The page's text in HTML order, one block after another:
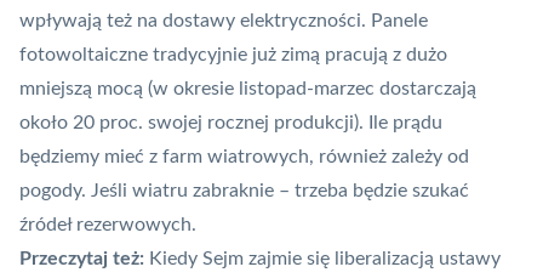
wpływają też na dostawy elektryczności. Panele
fotowoltaiczne tradycyjnie już zimą pracują z dużo
mniejszą mocą (w okresie listopad-marzec dostarczają
około 20 proc. swojej rocznej produkcji). Ile prądu
będziemy mieć z farm wiatrowych, również zależy od
pogody. Jeśli wiatru zabraknie – trzeba będzie szukać
źródeł rezerwowych.
Przeczytaj też: Kiedy Sejm zajmie się liberalizacją ustawy